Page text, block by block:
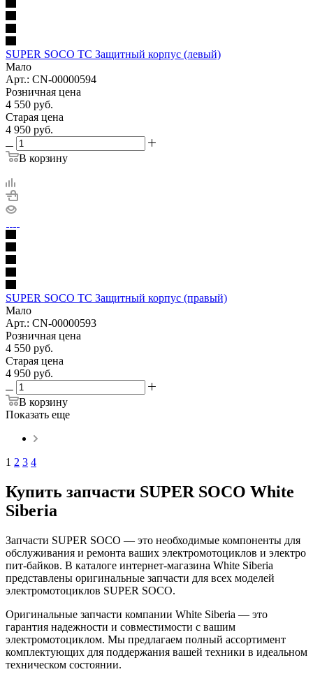
SUPER SOCO TC Защитный корпус (левый)
Мало
Арт.: CN-00000594
Розничная цена
4 550 руб.
Старая цена
4 950 руб.
В корзину
SUPER SOCO TC Защитный корпус (правый)
Мало
Арт.: CN-00000593
Розничная цена
4 550 руб.
Старая цена
4 950 руб.
В корзину
Показать еще
1 2 3 4
Купить запчасти SUPER SOCO White
Siberia
Запчасти SUPER SOCO — это необходимые компоненты для
обслуживания и ремонта ваших электромотоциклов и электро
пит-байков. В каталоге интернет-магазина White Siberia
представлены оригинальные запчасти для всех моделей
электромотоциклов SUPER SOCO.
Оригинальные запчасти компании White Siberia — это
гарантия надежности и совместимости с вашим
электромотоциклом. Мы предлагаем полный ассортимент
комплектующих для поддержания вашей техники в идеальном
техническом состоянии.